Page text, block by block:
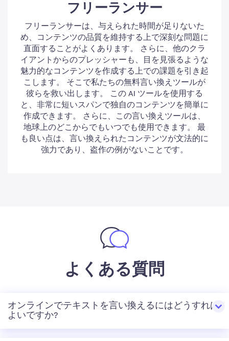
フリーランサー
フリーランサーは、与えられた時間が足りないた
め、コンテンツの品質を維持する上で深刻な問題に
直面することがよくあります。 さらに、他のクラ
イアントからのプレッシャーも、目を見張るような
魅力的なコンテンツを作成する上での課題を引き起
こします。 そこで私たちの無料言い換えツールが
彼らを救い出します。 この AI ツールを使用する
と、非常に短いスパンで独自のコンテンツを簡単に
作成できます。 さらに、この言い換えツールは、
地球上のどこからでもいつでも使用できます。 最
も良い点は、言い換えられたコンテンツが文法的に
強力であり、盗作の例がないことです。
よくある質問
オンラインでテキストを言い換えるにはどうすれば
よいですか?